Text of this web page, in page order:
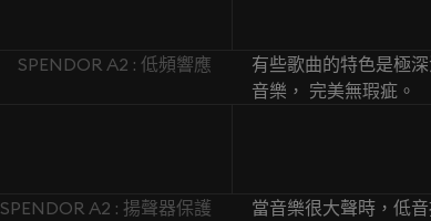
SPENDOR A2 : 低頻響應
有些歌曲的特色是極
音樂， 完美無瑕疵。
SPENDOR A2 : 揚聲器保護
當音樂很大聲時，低